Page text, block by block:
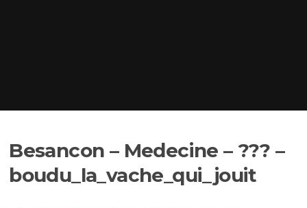
Besancon – Medecine – ??? –
boudu_la_vache_qui_jouit